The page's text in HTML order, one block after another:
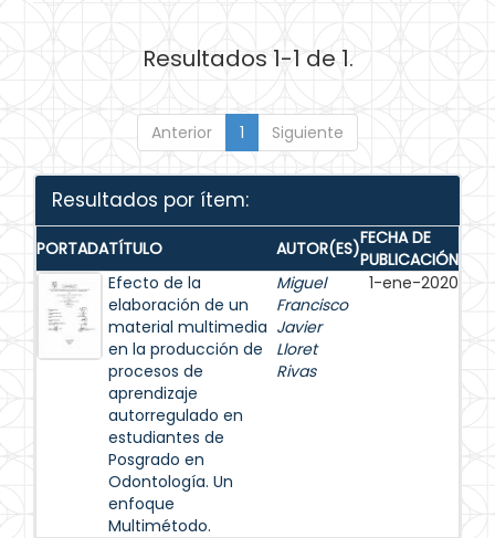
Resultados 1-1 de 1.
Anterior 1 Siguiente
Resultados por ítem:
PORTADATÍTULO AUTOR(ES)FECHA DE
PUBLICACIÓN
Efecto de la
elaboración de un
material multimedia
en la producción de
procesos de
aprendizaje
autorregulado en
estudiantes de
Posgrado en
Odontología. Un
enfoque
Multimétodo.
Miguel
Francisco
Javier
Lloret
Rivas
1-ene-2020